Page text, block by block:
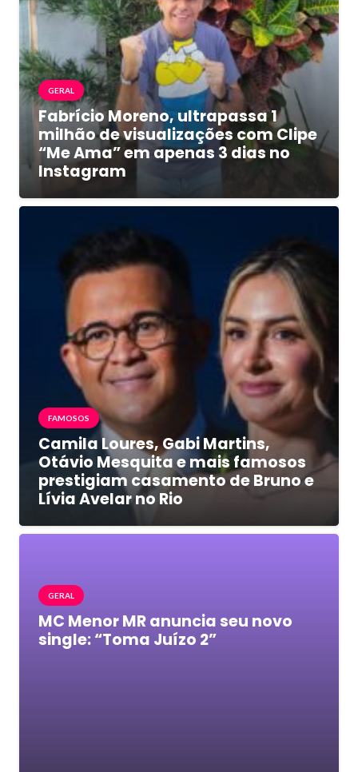
GERAL
Fabrício Moreno, ultrapassa 1
milhão de visualizações com Clipe
“Me Ama” em apenas 3 dias no
Instagram
FAMOSOS
Camila Loures, Gabi Martins,
Otávio Mesquita e mais famosos
prestigiam casamento de Bruno e
Lívia Avelar no Rio
GERAL
MC Menor MR anuncia seu novo
single: “Toma Juízo 2”